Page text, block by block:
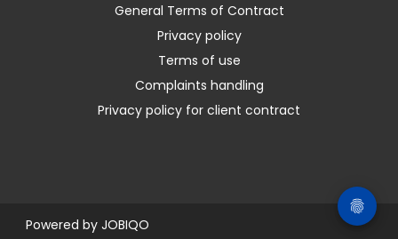
General Terms of Contract
Privacy policy
Terms of use
Complaints handling
Privacy policy for client contract
Powered by JOBIQO